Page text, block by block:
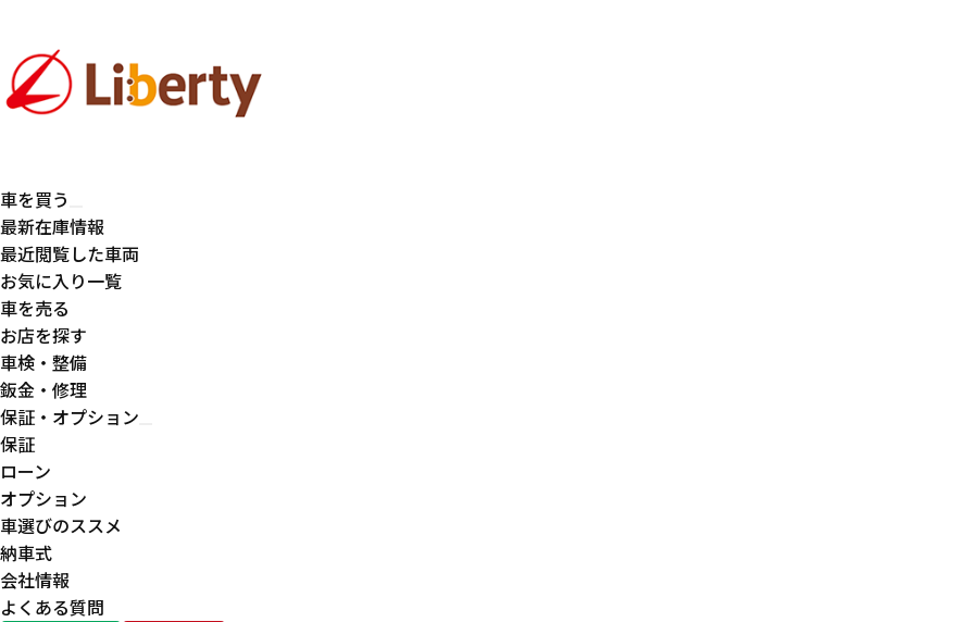
車を買う
最新在庫情報
最近閲覧した車両
お気に入り一覧
車を売る
お店を探す
車検・整備
鈑金・修理
保証・オプション
保証
ローン
オプション
車選びのススメ
納車式
会社情報
よくある質問